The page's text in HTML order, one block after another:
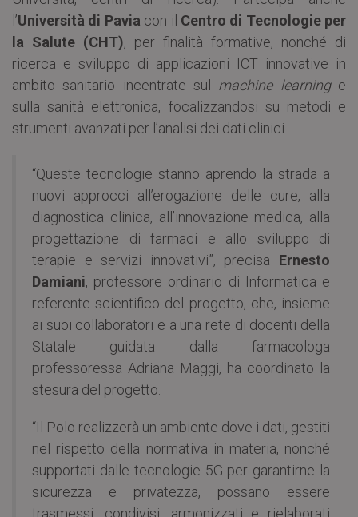
l’Università di Pavia con il Centro di Tecnologie per
la Salute (CHT), per finalità formative, nonché di
ricerca e sviluppo di applicazioni ICT innovative in
ambito sanitario incentrate sul machine learninge
sulla sanità elettronica, focalizzandosi su metodi e
strumenti avanzati per l’analisi dei dati clinici.
“Queste tecnologie stanno aprendo la strada a
nuovi approcci all’erogazione delle cure, alla
diagnostica clinica, all’innovazione medica, alla
progettazione di farmaci e allo sviluppo di
terapie e servizi innovativi”, precisa Ernesto
Damiani, professore ordinario di Informatica e
referente scientifico del progetto, che, insieme
ai suoi collaboratori e a una rete di docenti della
Statale guidata dalla farmacologa
professoressa Adriana Maggi, ha coordinato la
stesura del progetto.
“Il Polo realizzerà un ambiente dove i dati, gestiti
nel rispetto della normativa in materia, nonché
supportati dalle tecnologie 5G per garantirne la
sicurezza e privatezza, possano essere
trasmessi, condivisi, armonizzati e rielaborati